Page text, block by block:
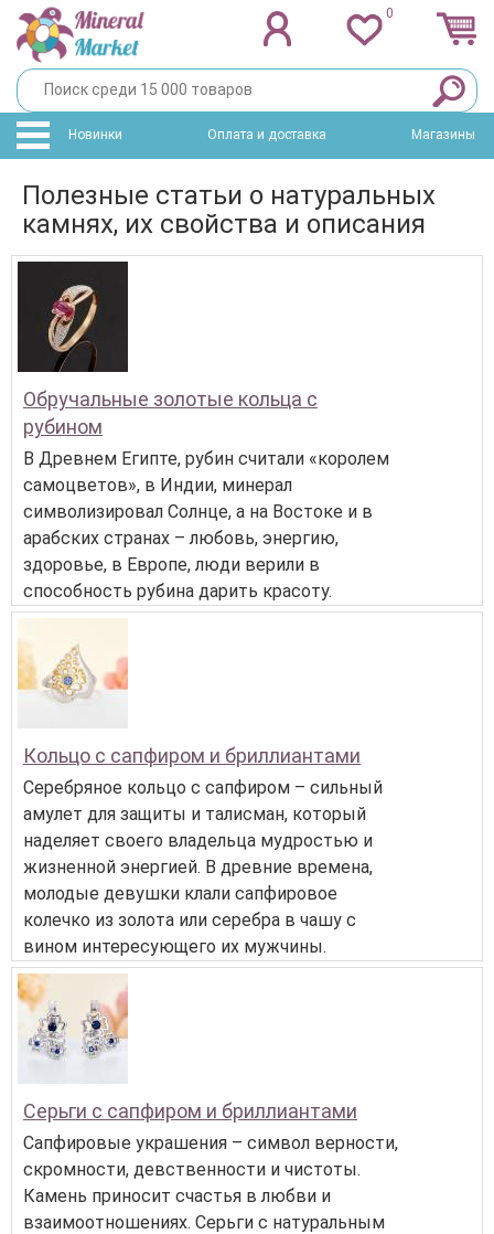
0
Новинки Оплата и доставка Магазины
Полезные статьи о натуральных
камнях, их свойства и описания
Обручальные золотые кольца с
рубином
В Древнем Египте, рубин считали «королем
самоцветов», в Индии, минерал
символизировал Солнце, а на Востоке и в
арабских странах – любовь, энергию,
здоровье, в Европе, люди верили в
способность рубина дарить красоту.
Кольцо с сапфиром и бриллиантами
Серебряное кольцо с сапфиром – сильный
амулет для защиты и талисман, который
наделяет своего владельца мудростью и
жизненной энергией. В древние времена,
молодые девушки клали сапфировое
колечко из золота или серебра в чашу с
вином интересующего их мужчины.
Серьги с сапфиром и бриллиантами
Сапфировые украшения – символ верности,
скромности, девственности и чистоты.
Камень приносит счастья в любви и
взаимоотношениях. Серьги с натуральным